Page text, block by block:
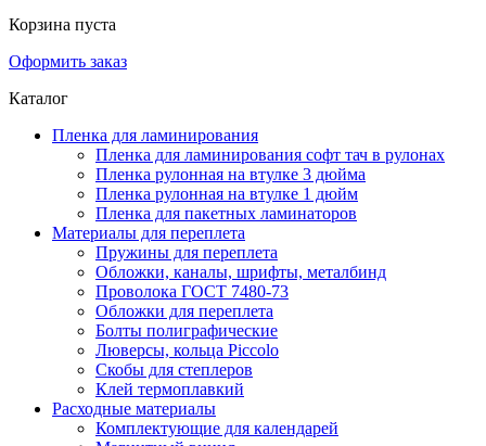
Корзина пуста
Оформить заказ
Каталог
Пленка для ламинирования
Пленка для ламинирования софт тач в рулонах
Пленка рулонная на втулке 3 дюйма
Пленка рулонная на втулке 1 дюйм
Пленка для пакетных ламинаторов
Материалы для переплета
Пружины для переплета
Обложки, каналы, шрифты, металбинд
Проволока ГОСТ 7480-73
Обложки для переплета
Болты полиграфические
Люверсы, кольца Piccolo
Скобы для степлеров
Клей термоплавкий
Расходные материалы
Комплектующие для календарей